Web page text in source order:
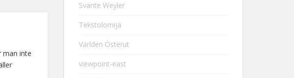
man inte
Svante Weyler
Tekstolomija
Världen Österut
viewpoint-east